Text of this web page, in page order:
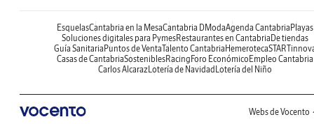
EsquelasCantabria en la MesaCantabria DModaAgenda CantabriaPlayas
Soluciones digitales para PymesRestaurantes en CantabriaDe tiendas
Guía SanitariaPuntos de VentaTalento CantabriaHemeroteca
Casas de CantabriaSosteniblesRacingForo EconómicoEmpleo Cantabria
Carlos AlcarazLotería de NavidadLotería del Niño
Webs de Vocento